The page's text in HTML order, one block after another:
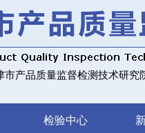
市产品质量监督检测技术研究
检验中心